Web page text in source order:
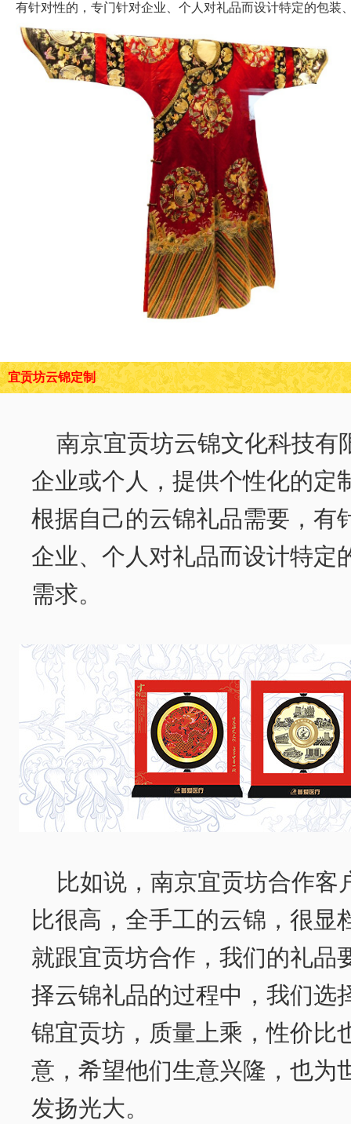
有针对性的，专门针对企业、个人对礼品而设计特定的包装
宜贡坊云锦定制
南京宜贡坊云锦文化科技有
企业或个人，提供个性化的定
根据自己的云锦礼品需要，有
企业、个人对礼品而设计特定
需求。
比如说，南京宜贡坊合作
比很高，全手工的云锦，很显
就跟宜贡坊合作，我们的礼品
择云锦礼品的过程中，我们选
锦宜贡坊，质量上乘，性价比
意，希望他们生意兴隆，也为
发扬光大。